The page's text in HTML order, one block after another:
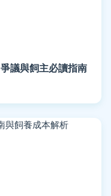
議與飼主必讀指南